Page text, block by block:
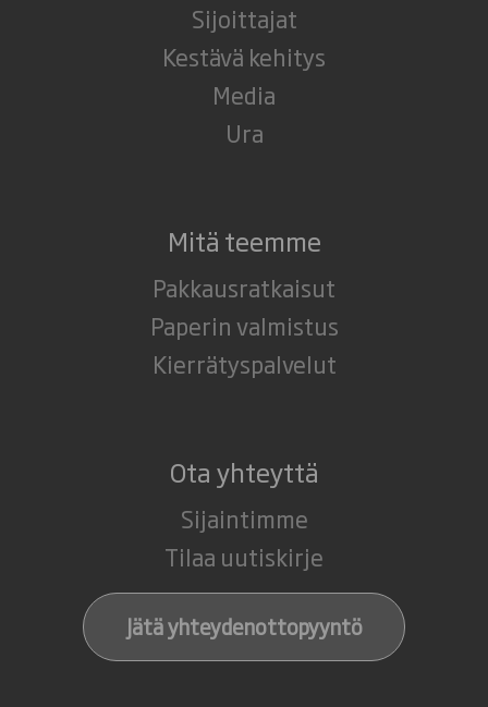
Sijoittajat
Kestävä kehitys
Media
Ura
Mitä teemme
Pakkausratkaisut
Paperin valmistus
Kierrätyspalvelut
Ota yhteyttä
Sijaintimme
Tilaa uutiskirje
Jätä yhteydenottopyyntö